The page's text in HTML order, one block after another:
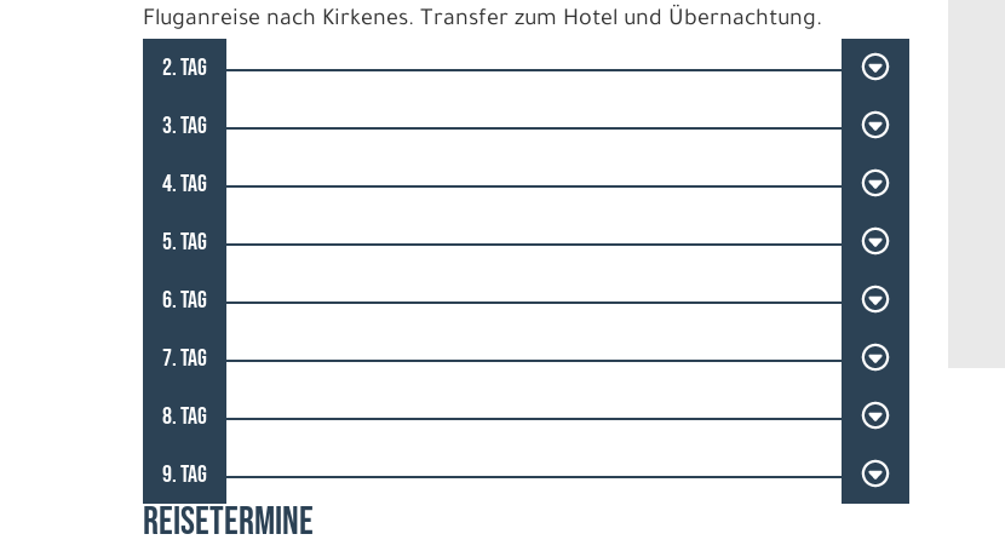
Fluganreise nach Kirkenes. Transfer zum Hotel und Übernachtung.
2. TAG
3. TAG
4. TAG
5. TAG
6. TAG
7. TAG
8. TAG
9. TAG
REISETERMINE